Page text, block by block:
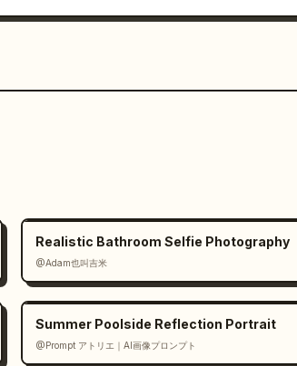
lưu niệm tinh tế:
không khí đèn neon)
Realistic Bathroom Selfie Photography
@Adam也叫吉米
Summer Poolside Reflection Portrait
@Prompt アトリエ｜AI画像プロンプト